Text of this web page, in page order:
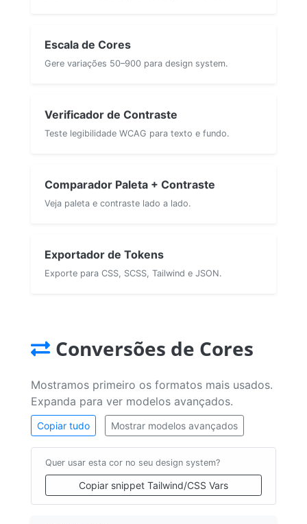
Escala de Cores
Gere variações 50–900 para design system.
Verificador de Contraste
Teste legibilidade WCAG para texto e fundo.
Comparador Paleta + Contraste
Veja paleta e contraste lado a lado.
Exportador de Tokens
Exporte para CSS, SCSS, Tailwind e JSON.
Conversões de Cores
Mostramos primeiro os formatos mais usados.
Expanda para ver modelos avançados.
Copiar tudo Mostrar modelos avançados
Quer usar esta cor no seu design system?
Copiar snippet Tailwind/CSS Vars